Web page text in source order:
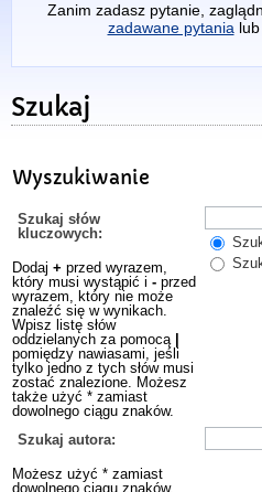
Zanim zadasz pytanie,
zadawane pytania
Szukaj
Wyszukiwanie
Szukaj słów
kluczowych:
Dodaj + przed wyrazem,
który musi wystąpić i - przed
wyrazem, który nie może
znaleźć się w wynikach.
Wpisz listę słów
oddzielanych za pomocą
pomiędzy nawiasami, jeśli
tylko jedno z tych słów musi
zostać znalezione. Możesz
także użyć * zamiast
dowolnego ciągu znaków.
Szukaj autora:
Możesz użyć * zamiast
dowolnego ciągu znaków.